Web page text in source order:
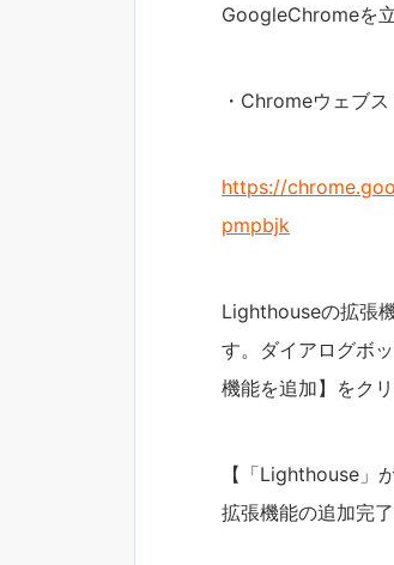
GoogleChromeを
・Chromeウェブ
https://
pmpbjk
Lighthouseの拡張
す。ダイアログボ
機能を追加】をク
【「Lighthouse」
拡張機能の追加完了